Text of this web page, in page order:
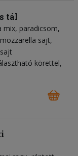
tál
mix paradicsom
mozzarella sajt
körettel,